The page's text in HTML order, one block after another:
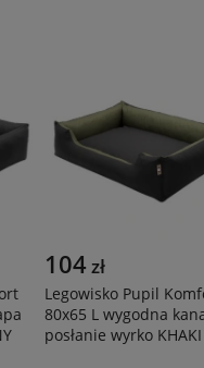
104 zł
Legowisko Pupil
80x65 L wygodna
posłanie wyrko KHAKI